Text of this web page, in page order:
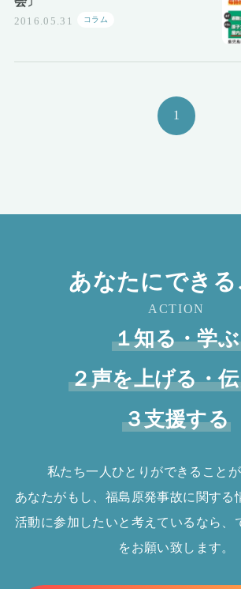
2016.05.31 コラム
1
あなたにできる
ACTION
１知る・学ぶ
２声を上げる・
３支援する
私たち一人ひとりができることが
あなたがもし、福島原発事故に関する
活動に参加したいと考えているなら、
をお願い致します。